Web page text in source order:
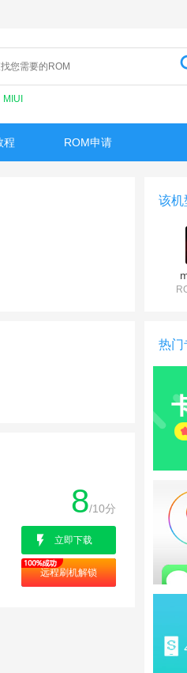
MIUI
程 ROM申请
8/10分
立即下载
远程刷机解锁
该机
热门